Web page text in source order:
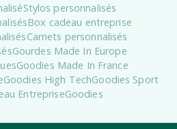
Stylos personnalisés
Box cadeau entreprise
Carnets personnalisés
Gourdes Made In Europe
Goodies Made In France
Goodies High TechGoodies Sport
EntrepriseGoodies